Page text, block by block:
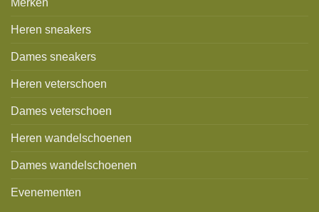
Merken
Heren sneakers
Dames sneakers
Heren veterschoen
Dames veterschoen
Heren wandelschoenen
Dames wandelschoenen
Evenementen